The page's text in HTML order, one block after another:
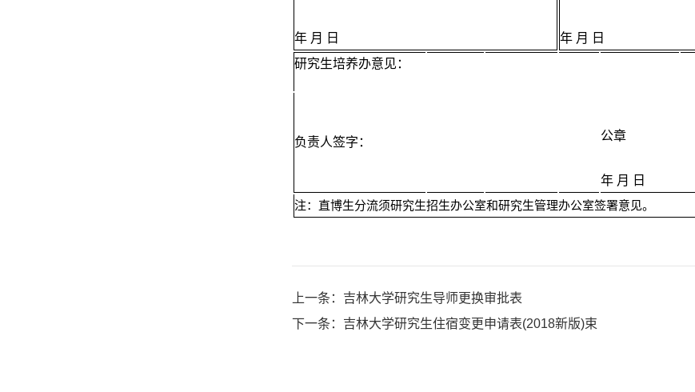
年 月 日
年 月 日
研究生培养办意见：
负责人签字： 公章
年 月 日
注：直博生分流须研究生招生办公室和研究生管理办公室签署意见。
上一条： 吉林大学研究生导师更换审批表
下一条： 吉林大学研究生住宿变更申请表(2018新版)束